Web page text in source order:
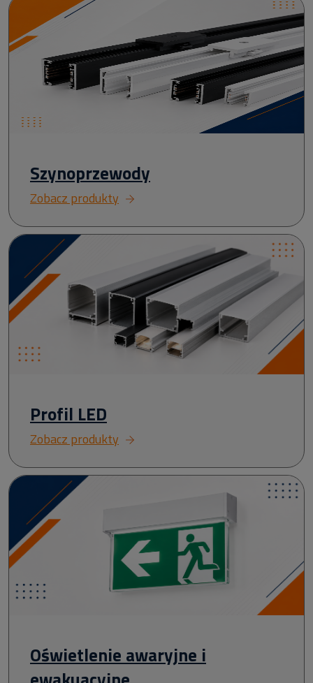
Szynoprzewody
Zobacz produkty
Profil LED
Zobacz produkty
Oświetlenie awaryjne i